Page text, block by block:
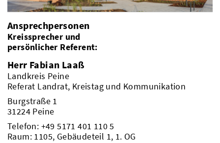
Ansprechpersonen
Kreissprecher und
persönlicher Referent:
Herr Fabian Laaß
Landkreis Peine
Referat Landrat, Kreistag und Kommunikation
Burgstraße 1
31224 Peine
Telefon: +49 5171 401 110 5
Raum: 1105, Gebäudeteil 1, 1. OG